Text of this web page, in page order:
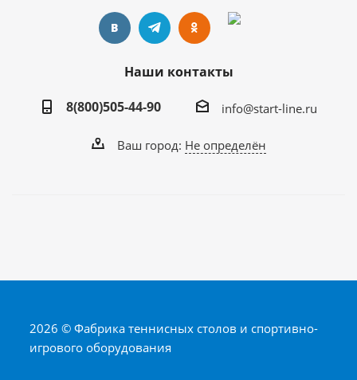
Наши контакты
8(800)505-44-90
info@start-line.ru
Ваш город: Не определён
2026 © Фабрика теннисных столов и спортивно-
игрового оборудования